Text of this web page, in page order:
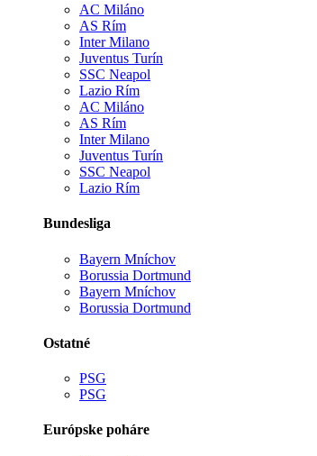
AC Miláno
AS Rím
Inter Milano
Juventus Turín
SSC Neapol
Lazio Rím
AC Miláno
AS Rím
Inter Milano
Juventus Turín
SSC Neapol
Lazio Rím
Bundesliga
Bayern Mníchov
Borussia Dortmund
Bayern Mníchov
Borussia Dortmund
Ostatné
PSG
PSG
Európske poháre